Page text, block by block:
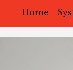
Home -